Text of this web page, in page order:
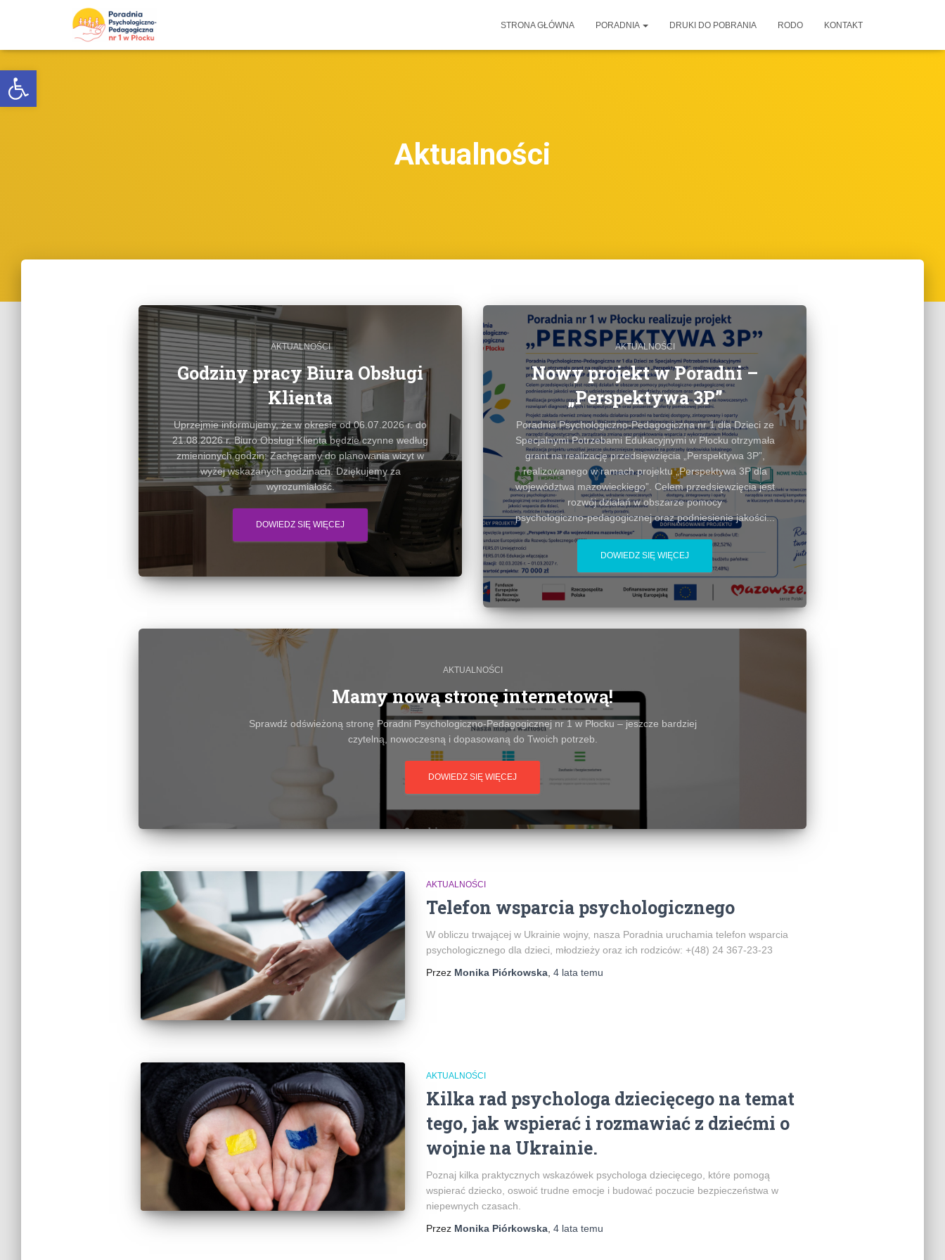
Otwórz pasek narzędzi
STRONA GŁÓWNA PORADNIA DRUKI DO POBRANIA RODO KONTAKT
Aktualności
AKTUALNOŚCI
Godziny pracy Biura Obsługi
Klienta
Uprzejmie informujemy, że w okresie od 06.07.2026 r. do
21.08.2026 r. Biuro Obsługi Klienta będzie czynne według
zmienionych godzin: Zachęcamy do planowania wizyt w
wyżej wskazanych godzinach. Dziękujemy za
wyrozumiałość.
DOWIEDZ SIĘ WIĘCEJ
AKTUALNOŚCI
Nowy projekt w Poradni –
„Perspektywa 3P”
Poradnia Psychologiczno‑Pedagogiczna nr 1 dla Dzieci ze
Specjalnymi Potrzebami Edukacyjnymi w Płocku otrzymała
grant na realizację przedsięwzięcia „Perspektywa 3P”,
realizowanego w ramach projektu „Perspektywa 3P dla
województwa mazowieckiego”. Celem przedsięwzięcia jest
rozwój działań w obszarze pomocy
psychologiczno‑pedagogicznej oraz podniesienie jakości...
DOWIEDZ SIĘ WIĘCEJ
AKTUALNOŚCI
Mamy nową stronę internetową!
Sprawdź odświeżoną stronę Poradni Psychologiczno‑Pedagogicznej nr 1 w Płocku – jeszcze bardziej
czytelną, nowoczesną i dopasowaną do Twoich potrzeb.
DOWIEDZ SIĘ WIĘCEJ
AKTUALNOŚCI
Telefon wsparcia psychologicznego
W obliczu trwającej w Ukrainie wojny, nasza Poradnia uruchamia telefon wsparcia
psychologicznego dla dzieci, młodzieży oraz ich rodziców: +(48) 24 367-23-23
Przez Monika Piórkowska, 4 lata temu
AKTUALNOŚCI
Kilka rad psychologa dziecięcego na temat
tego, jak wspierać i rozmawiać z dziećmi o
wojnie na Ukrainie.
Poznaj kilka praktycznych wskazówek psychologa dziecięcego, które pomogą
wspierać dziecko, oswoić trudne emocje i budować poczucie bezpieczeństwa w
niepewnych czasach.
Przez Monika Piórkowska, 4 lata temu